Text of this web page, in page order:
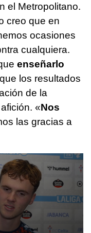
el Metropolitano.
creo que en
ocasiones
cualquiera.
enseñarlo
los resultados
de la
«Nos
las gracias a